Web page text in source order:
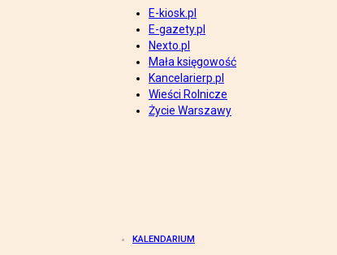
E-kiosk.pl
E-gazety.pl
Nexto.pl
Mała księgowość
Kancelarierp.pl
Wieści Rolnicze
Życie Warszawy
KALENDARIUM